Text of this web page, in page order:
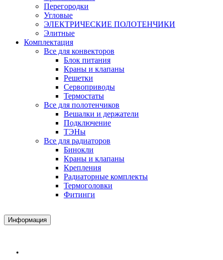
Перегородки
Угловые
ЭЛЕКТРИЧЕСКИЕ ПОЛОТЕНЧИКИ
Элитные
Комплектация
Все для конвекторов
Блок питания
Краны и клапаны
Решетки
Сервоприводы
Термостаты
Все для полотенчиков
Вешалки и держатели
Подключение
ТЭНы
Все для радиаторов
Бинокли
Краны и клапаны
Крепления
Радиаторные комплекты
Термоголовки
Фитинги
Информация